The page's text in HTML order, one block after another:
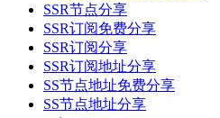
SSR节点分享
SSR订阅免费分享
SSR订阅分享
SSR订阅地址分享
SS节点地址免费分享
SS节点地址分享